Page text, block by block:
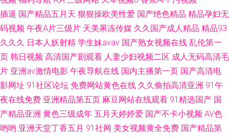
插逼 国产精品五月天 狠狠操欧美性爱 国产绝色精品 精品孕妇无
码视频 午夜A片三级片 天美果冻传媒 久久国产成人精品 精品93
久久久 日本人妖射精 学生妹avav 国产熟女视频在线 乱伦第一
页 韩日视频 高清国产剧观看 人妻少妇视频二区 成人无码高清毛
片 亚洲av激情电影 午夜导航在线 国内主播第一页 国产高清电
影网址 91社区论坛 免费网站黄色在线 久久偷拍高清亚洲 91午
夜在线免费 亚洲精品第五页 麻豆网站在线观看 91精选国产 国
产精品亚洲 黄色三级成年 五月天婷婷爱 国产不卡小视频 AV色
哟哟 亚洲天堂丁香五月 91社网 美女视频黄全免费 国产精品第